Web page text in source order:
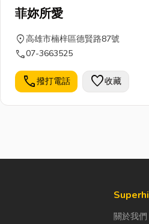
菲妳所愛
location_on高雄市楠梓區德賢路87號
call07-3663525
call撥打電話 favorite收藏
關於我們